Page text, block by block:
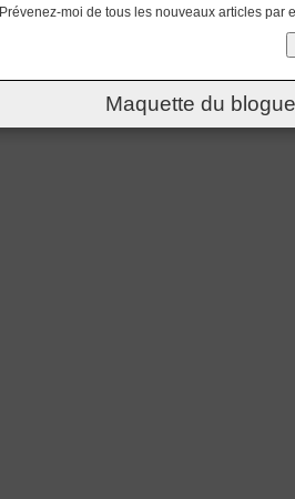
Prévenez-moi de tous les nouveaux articles par
Maquette du